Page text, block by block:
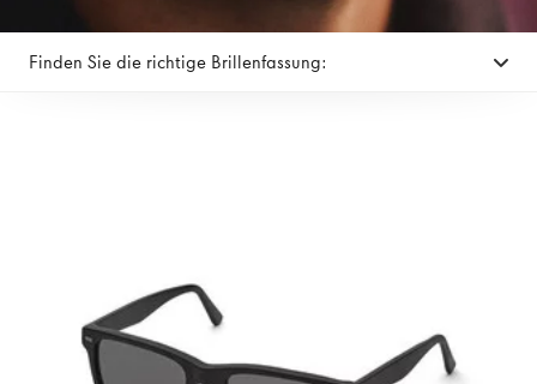
Finden Sie die richtige Brillenfassung: